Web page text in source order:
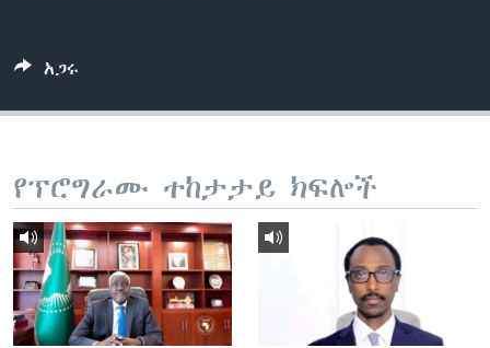
ቋንቋዎች
አጋሩ
የፕሮግራሙ ተከታታይ ክፍሎች